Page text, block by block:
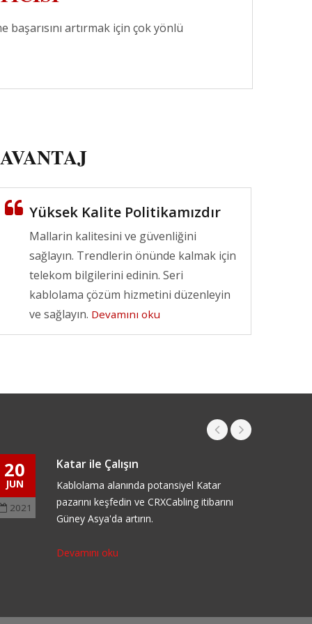
artırmak için çok yönlü
Çok Fonksiyonlu LGX
Fiber Patch Paneli
Fiber kablolama sistemi için
esnek seçenekler.
Devamını oku
AVANTAJ
Yüksek Kalite Politikamızdır
Mallarin kalitesini ve güvenliğini
sağlayın. Trendlerin önünde kalmak için
telekom bilgilerini edinin. Seri
kablolama çözüm hizmetini düzenleyin
ve sağlayın. Devamını oku
20
JUN
2021
Katar ile Çalışın
Kablolama alanında potansiyel Katar
pazarını keşfedin ve CRXCabling itibarını
Güney Asya'da artırın.
Devamını oku